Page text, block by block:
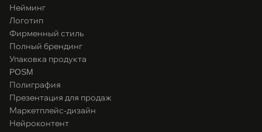
Нейминг
Логотип
Фирменный стиль
Полный брендинг
Упаковка продукта
POSM
Полиграфия
Презентация для продаж
Маркетплейс-дизайн
Нейроконтент